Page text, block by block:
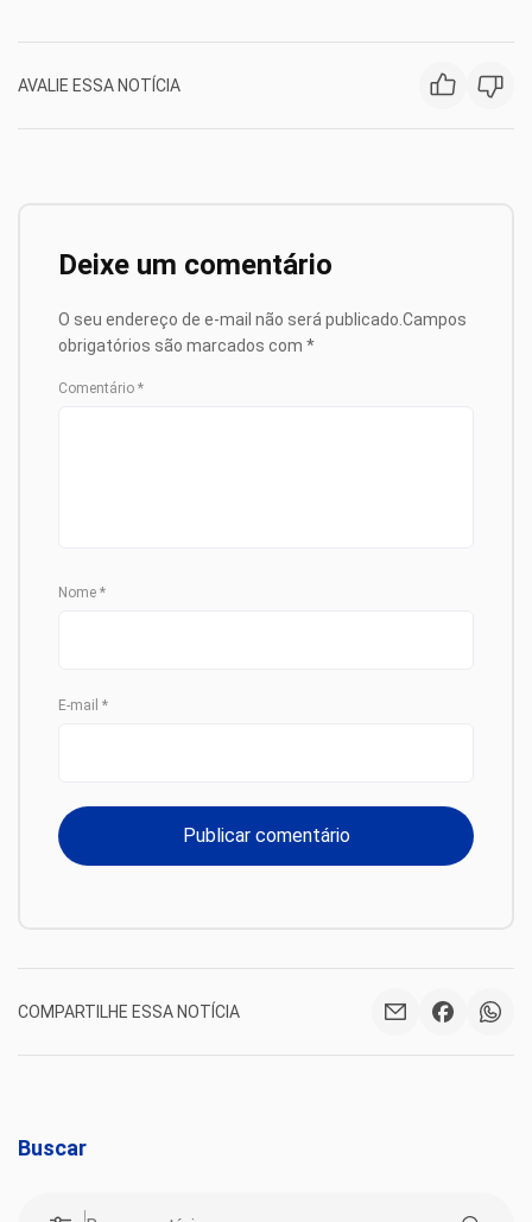
AVALIE ESSA NOTÍCIA
Deixe um comentário
O seu endereço de e-mail não será publicado. Campos
obrigatórios são marcados com *
Comentário *
Nome *
E-mail *
COMPARTILHE ESSA NOTÍCIA
Buscar